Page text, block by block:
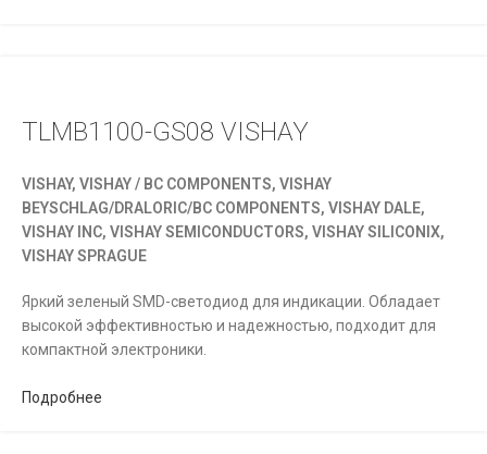
TLMB1100-GS08 VISHAY
VISHAY, VISHAY / BC COMPONENTS, VISHAY
BEYSCHLAG/DRALORIC/BC COMPONENTS, VISHAY DALE,
VISHAY INC, VISHAY SEMICONDUCTORS, VISHAY SILICONIX,
VISHAY SPRAGUE
Яркий зеленый SMD-светодиод для индикации. Обладает
высокой эффективностью и надежностью, подходит для
компактной электроники.
Подробнее